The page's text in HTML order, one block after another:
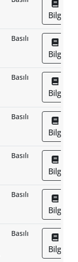
Bilgi
Basılı
Bilgi
Basılı
Bilgi
Basılı
Bilgi
Basılı
Bilgi
Basılı
Bilgi
Basılı
Bilgi